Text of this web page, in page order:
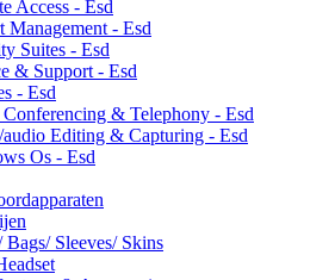
Access - Esd
Management - Esd
Suites - Esd
& Support - Esd
- Esd
& Telephony - Esd
Editing & Capturing - Esd
Os - Esd
Bags/ Sleeves/ Skins